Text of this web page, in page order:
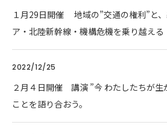
１月29日開催 地域の”交通の権利”と
ア・北陸新幹線・機構危機を乗り越える
2022/12/25
２月４日開催 講演 ”今 わたしたちが生
ことを語り合おう。